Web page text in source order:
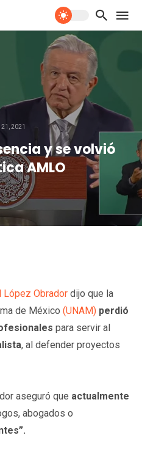
21, 2021
y se volvió
AMLO
López Obrador dijo que la
de México (UNAM) perdió
para servir al
, al defender proyectos
aseguró que actualmente
abogados o